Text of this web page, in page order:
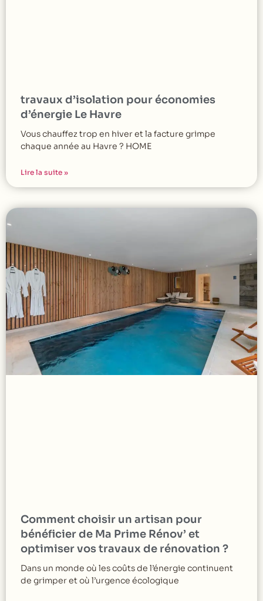
travaux d’isolation pour économies
d’énergie Le Havre
Vous chauffez trop en hiver et la facture grimpe
chaque année au Havre ? HOME
Lire la suite »
Comment choisir un artisan pour
bénéficier de Ma Prime Rénov’ et
optimiser vos travaux de rénovation ?
Dans un monde où les coûts de l’énergie continuent
de grimper et où l’urgence écologique